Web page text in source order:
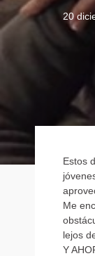
20
Estos
Me
lejos
Y